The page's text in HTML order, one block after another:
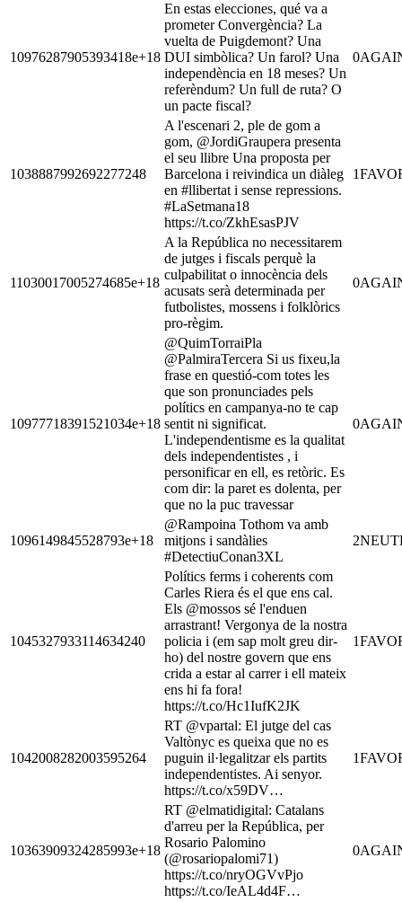
10976287905393418e+18
En estas elecciones, qué va a
prometer Convergència? La
vuelta de Puigdemont? Una
DUI simbòlica? Un farol? Una
independència en 18 meses? Un
referèndum? Un full de ruta? O
un pacte fiscal?
0
1038887992692277248
A l'escenari 2, ple de gom a
gom, @JordiGraupera presenta
el seu llibre Una proposta per
Barcelona i reivindica un diàleg
en #llibertat i sense repressions.
#LaSetmana18
https://t.co/ZkhEsasPJV
1
11030017005274685e+18
A la República no necessitarem
de jutges i fiscals perquè la
culpabilitat o innocència dels
acusats serà determinada per
futbolistes, mossens i folklòrics
pro-règim.
0
10977718391521034e+18
@QuimTorraiPla
@PalmiraTercera Si us fixeu,la
frase en questió-com totes les
que son pronunciades pels
polítics en campanya-no te cap
sentit ni significat.
L'independentisme es la qualitat
dels independentistes , i
personificar en ell, es retòric. Es
com dir: la paret es dolenta, per
que no la puc travessar
0
1096149845528793e+18
@Rampoina Tothom va amb
mitjons i sandàlies
#DetectiuConan3XL
2
1045327933114634240
Polítics ferms i coherents com
Carles Riera és el que ens cal.
Els @mossos sé l'enduen
arrastrant! Vergonya de la nostra
policia i (em sap molt greu dir-
ho) del nostre govern que ens
crida a estar al carrer i ell mateix
ens hi fa fora!
https://t.co/Hc1IufK2JK
1
1042008282003595264
RT @vpartal: El jutge del cas
Valtònyc es queixa que no es
puguin il·legalitzar els partits
independentistes. Ai senyor.
https://t.co/x59DV…
1
10363909324285993e+18
RT @elmatidigital: Catalans
d'arreu per la República, per
Rosario Palomino
(@rosariopalomi71)
https://t.co/nryOGVvPjo
https://t.co/IeAL4d4F…
0